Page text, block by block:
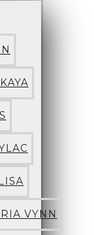
VYNN